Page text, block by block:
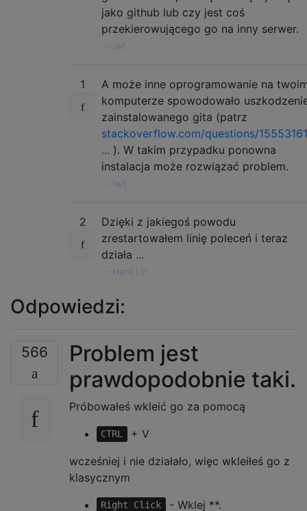
jako github lub czy jest coś
przekierowującego go na inny serwer.
lw1.
1
A może inne oprogramowanie na
komputerze spowodowało
zainstalowanego gita (patrz
stackoverflow.com/questions/
... ). W takim przypadku ponowna
instalacja może rozwiązać problem.
lw1.
2
Dzięki z jakiegoś powodu
zrestartowałem linię poleceń i teraz
działa ...
Hank Lin
Odpowiedzi:
566
Problem jest
prawdopodobnie taki.
Próbowałeś wkleić go za pomocą
CTRL
+ V
wcześniej i nie działało, więc wkleiłeś go z
klasycznym
Right Click
- Wklej **.